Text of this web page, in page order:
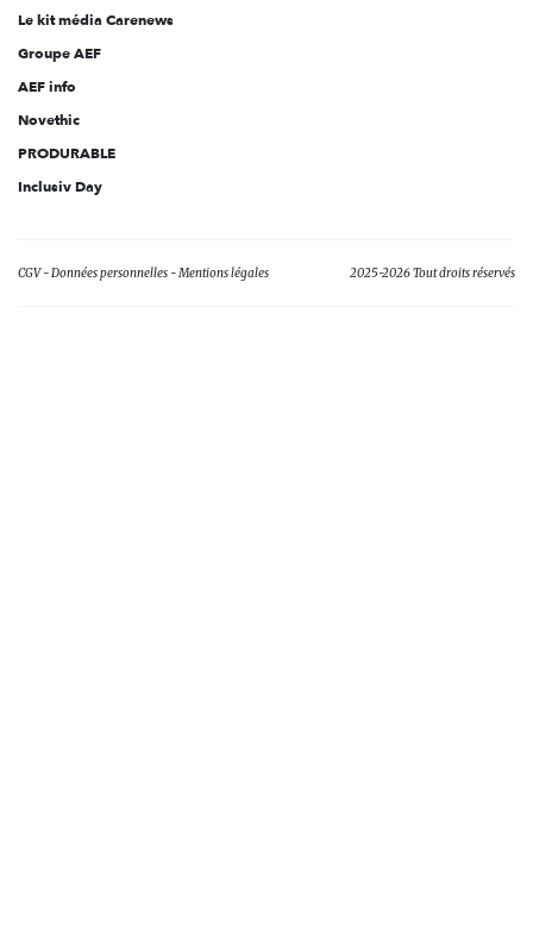
Le kit média Carenews
Groupe AEF
AEF info
Novethic
PRODURABLE
Inclusiv Day
CGV Données personnelles Mentions légales 2025-2026 Tout droits réservés